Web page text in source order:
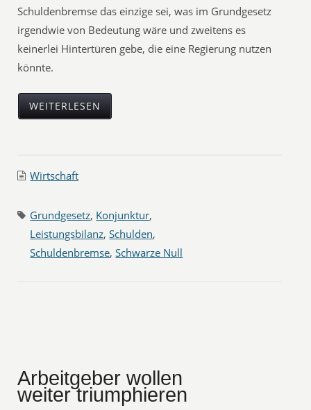
Schuldenbremse das einzige sei, was im Grundgesetz
irgendwie von Bedeutung wäre und zweitens es
keinerlei Hintertüren gebe, die eine Regierung nutzen
könnte.
WEITERLESEN
Wirtschaft
Grundgesetz, Konjunktur,
Leistungsbilanz,Schulden,
Schuldenbremse,Schwarze Null
Arbeitgeber wollen
weiter triumphieren